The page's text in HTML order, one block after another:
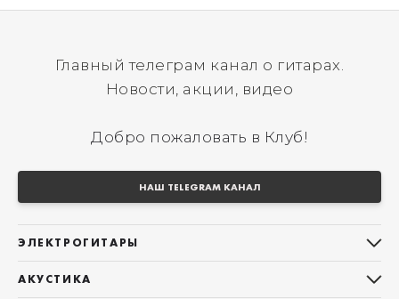
Главный телеграм канал о гитарах.
Новости, акции, видео
Добро пожаловать в Клуб!
НАШ TELEGRAM КАНАЛ
ЭЛЕКТРОГИТАРЫ
АКУСТИКА